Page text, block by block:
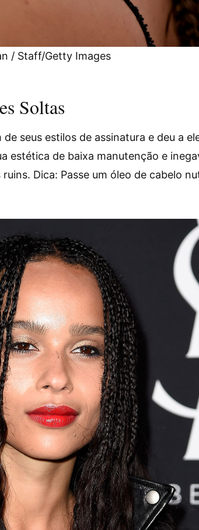
/ Staff/Getty Images
Soltas
seus estilos de assinatura e deu a
estética de baixa manutenção e
Dica: Passe um óleo de cabelo